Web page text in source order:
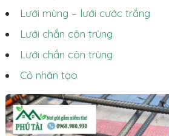
Lưới mùng – lưới cước trắng
Lưới chắn côn trùng
Lưới chắn côn trùng
Cỏ nhân tạo